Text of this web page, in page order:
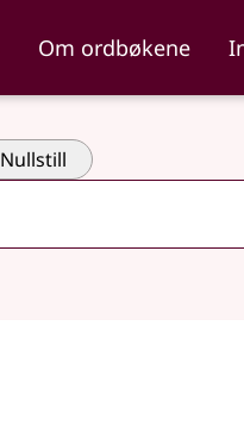
Om ordbøkene
Nullstill